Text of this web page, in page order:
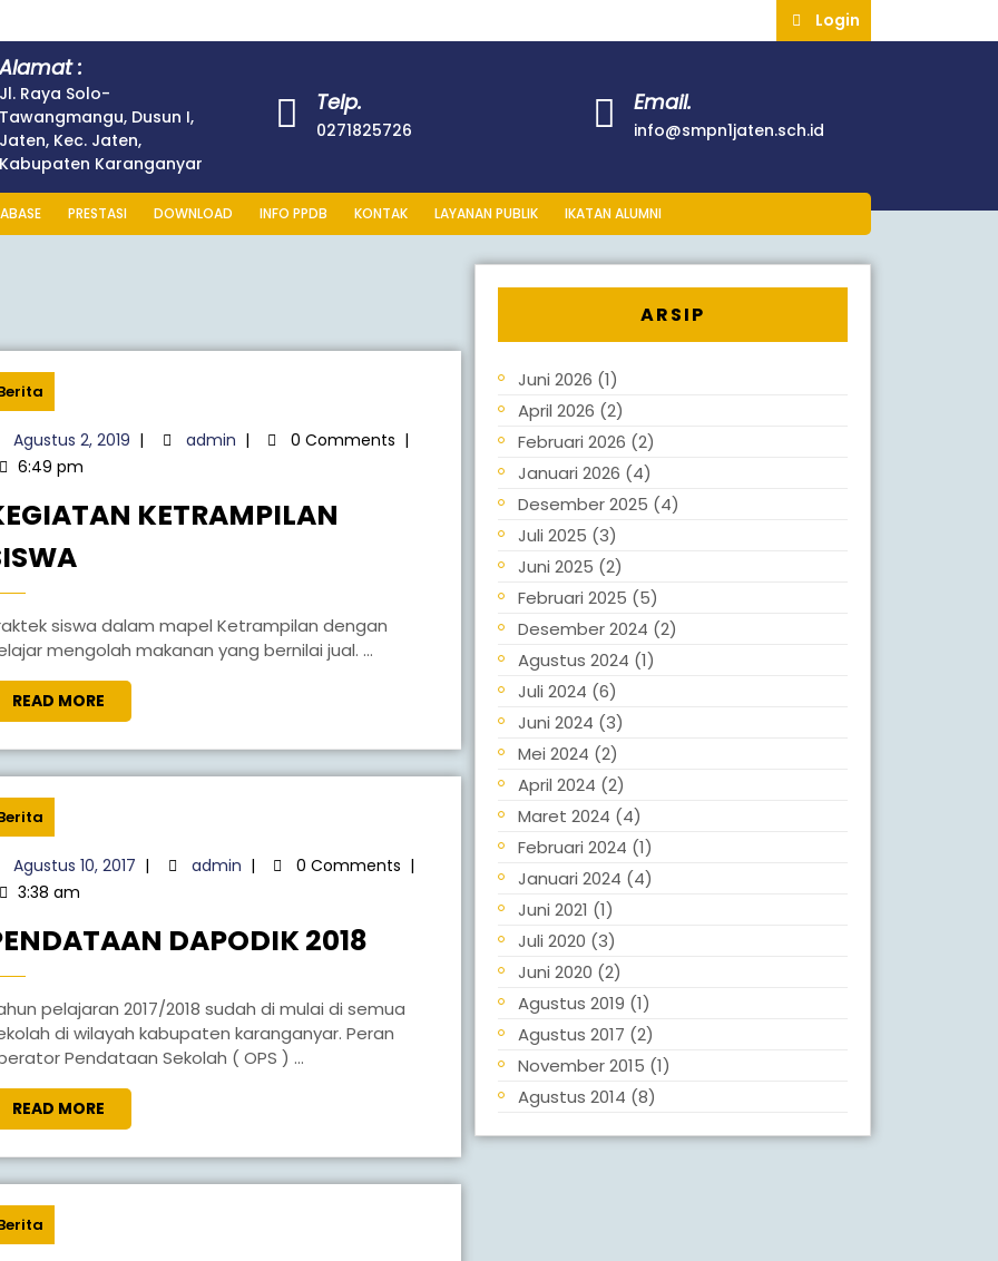
Login
:
Raya Solo-
Dusun I,
Kec. Jaten,
Karanganyar
Telp.
0271825726
Email.
info@smpn1jaten.sch.id
PRESTASI DOWNLOAD INFO PPDB KONTAK LAYANAN PUBLIK IKATAN ALUMNI
Agustus 2, 2019 | admin | 0 Comments |
6:49 pm
KETRAMPILAN
mengolah makanan yang bernilai jual. ...
READ MORE
Agustus 10, 2017 | admin | 0 Comments |
3:38 am
DAPODIK 2018
di wilayah kabupaten karanganyar. Peran
Pendataan Sekolah ( OPS ) ...
READ MORE
ARSIP
Juni 2026 (1)
April 2026 (2)
Februari 2026 (2)
Januari 2026 (4)
Desember 2025 (4)
Juli 2025 (3)
Juni 2025 (2)
Februari 2025 (5)
Desember 2024 (2)
Agustus 2024 (1)
Juli 2024 (6)
Juni 2024 (3)
Mei 2024 (2)
April 2024 (2)
Maret 2024 (4)
Februari 2024 (1)
Januari 2024 (4)
Juni 2021 (1)
Juli 2020 (3)
Juni 2020 (2)
Agustus 2019 (1)
Agustus 2017 (2)
November 2015 (1)
Agustus 2014 (8)